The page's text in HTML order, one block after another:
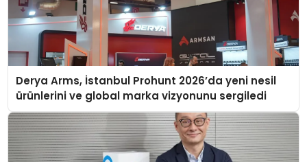
Derya Arms, İstanbul Prohunt 2026’da yeni nesil
ürünlerini ve global marka vizyonunu sergiledi